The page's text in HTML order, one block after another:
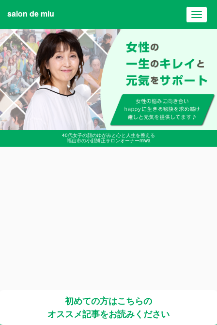
40代女子の顔のゆがみと心と人生を整える
福山市の小顔矯正サロンオーナーmiwa
salon de miu
初めての方はこちらの
オススメ記事をお読みください